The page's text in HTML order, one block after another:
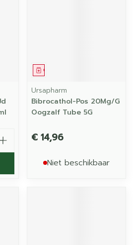
Geneesmiddel
Ursapharm
Bibrocathol-Pos 20Mg/G
Oogzalf Tube 5G
€ 14,96
Niet beschikbaar